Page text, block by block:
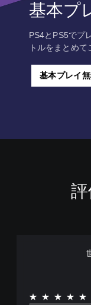
基本プ
PS4とPS5でプ
トルをまとめて
基本プレイ
★★★★★